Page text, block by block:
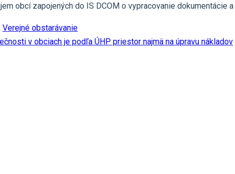
obcí zapojených do IS DCOM o vypracovanie dokumentácie
Verejné obstarávanie
v obciach je podľa ÚHP priestor najmä na úpravu nákladov